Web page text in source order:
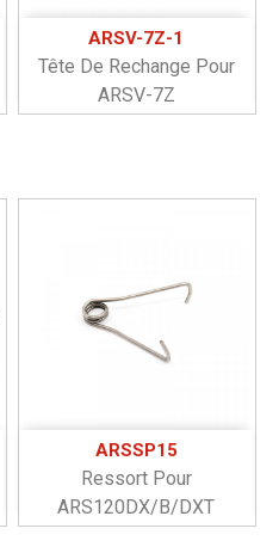
ARSV-7Z-1
Tête De Rechange Pour
ARSV-7Z
ARSSP15
Ressort Pour
ARS120DX/B/DXT